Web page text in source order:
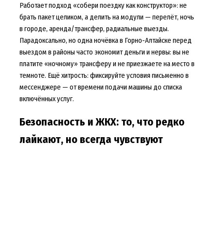
Работает подход «собери поездку как конструктор»: не
брать пакет целиком, а делить на модули — перелёт, ночь
в городе, аренда/трансфер, радиальные выезды.
Парадоксально, но одна ночёвка в Горно-Алтайске перед
выездом в районы часто экономит деньги и нервы: вы не
платите «ночному» трансферу и не приезжаете на место в
темноте. Ещё хитрость: фиксируйте условия письменно в
мессенджере — от времени подачи машины до списка
включённых услуг.
Безопасность и ЖКХ: то, что редко
лайкают, но всегда чувствуют